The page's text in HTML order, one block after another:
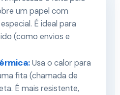
um papel com
É ideal para
(como envios e
Usa o calor para
fita (chamada de
É mais resistente,